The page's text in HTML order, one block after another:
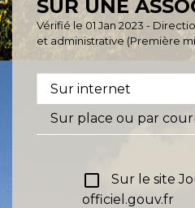
SUR UNE
Vérifié le 01 Jan 2023 -
et administrative (Première
Sur internet
Sur place ou par
check_box_outline_blank
Sur le site
officiel.gouv.fr